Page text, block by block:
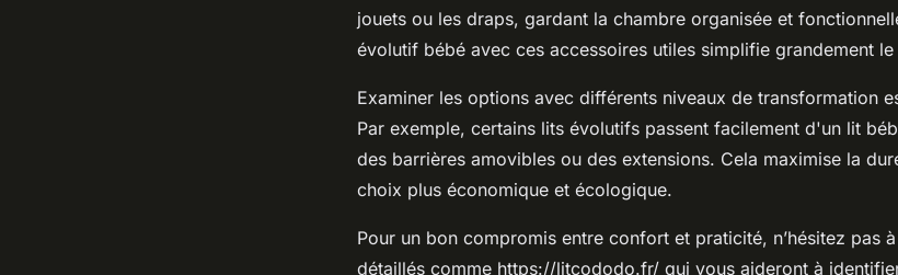
jouets ou les draps, gardant la chambre organisée et
évolutif bébé avec ces accessoires utiles simplifie grandement
Examiner les options avec différents niveaux de transformation
Par exemple, certains lits évolutifs passent facilement d'un lit
des barrières amovibles ou des extensions. Cela maximise la
choix plus économique et écologique.
Pour un bon compromis entre confort et praticité, n’hésitez pas
détaillés comme https://litcododo.fr/ qui vous aideront à